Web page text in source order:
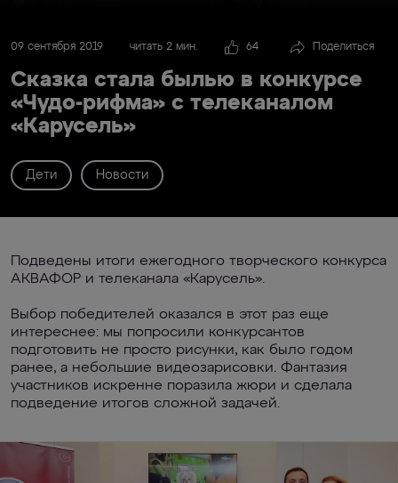
09 сентября 2019 читать 2 мин. 64 Поделиться
Сказка стала былью в конкурсе
«Чудо-рифма» с телеканалом
«Карусель»
Дети Новости
Подведены итоги ежегодного творческого конкурса
АКВАФОР и телеканала «Карусель».
Выбор победителей оказался в этот раз еще
интереснее: мы попросили конкурсантов
подготовить не просто рисунки, как было годом
ранее, а небольшие видеозарисовки. Фантазия
участников искренне поразила жюри и сделала
подведение итогов сложной задачей.